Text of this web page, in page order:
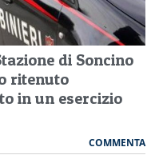
di Soncino
ritenuto
in un esercizio
COMMENTA